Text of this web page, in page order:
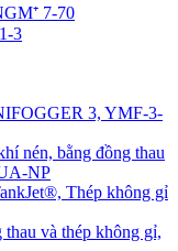
7-70
3
3, YMF-3-
nén, bằng đồng thau
NP
Thép không gỉ
và thép không gỉ,